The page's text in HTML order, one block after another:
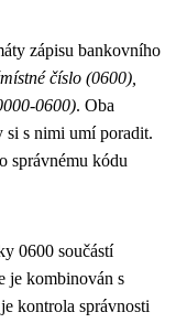
zápisu bankovního
číslo (0600),
0600). Oba
si s nimi umí poradit.
správnému kódu
0600 součástí
je kombinován s
kontrola správnosti